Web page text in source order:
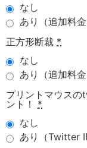
なし
あり（追加料金
正方形断裁 *
なし
あり（追加料金
プリントマウス
ント！
*
なし
あり（Twitter